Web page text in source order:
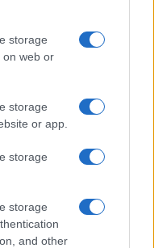
storage
on web or
storage
or app.
storage
storage
and other
ad Arzachena,
con Avis Olbia al
in calo